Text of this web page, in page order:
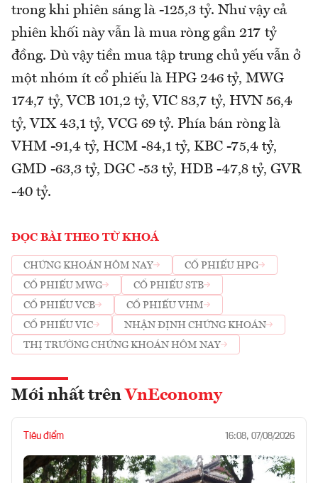
trong khi phiên sáng là -125,3 tỷ. Như vậy cả
phiên khối này vẫn là mua ròng gần 217 tỷ
đồng. Dù vậy tiền mua tập trung chủ yếu vẫn ở
một nhóm ít cổ phiếu là HPG 246 tỷ, MWG
174,7 tỷ, VCB 101,2 tỷ, VIC 83,7 tỷ, HVN 56,4
tỷ, VIX 43,1 tỷ, VCG 69 tỷ. Phía bán ròng là
VHM -91,4 tỷ, HCM -84,1 tỷ, KBC -75,4 tỷ,
GMD -63,3 tỷ, DGC -53 tỷ, HDB -47,8 tỷ, GVR
-40 tỷ.
ĐỌC BÀI THEO TỪ KHOÁ
CHỨNG KHOÁN HÔM NAY
CỔ PHIẾU HPG
CỔ PHIẾU MWG
CỔ PHIẾU STB
CỔ PHIẾU VCB
CỔ PHIẾU VHM
CỔ PHIẾU VIC
NHẬN ĐỊNH CHỨNG KHOÁN
THỊ TRƯỜNG CHỨNG KHOÁN HÔM NAY
Mới nhất trên VnEconomy
Tiêu điểm 16:08, 07/08/2026